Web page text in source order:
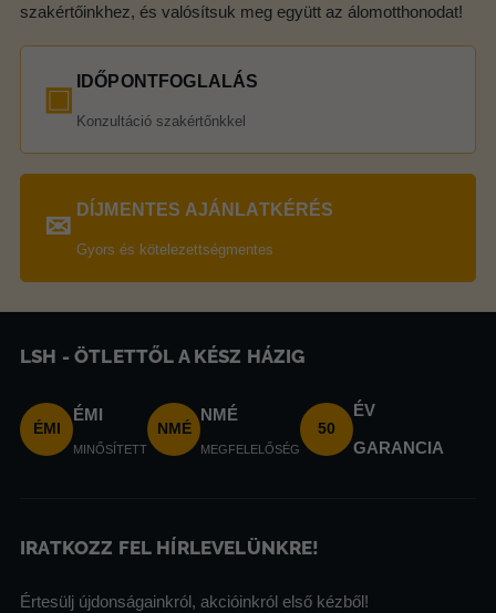
szakértőinkhez, és valósítsuk meg együtt az álomotthonodat!
▣ IDŐPONTFOGLALÁS
Konzultáció szakértőnkkel
✉ DÍJMENTES AJÁNLATKÉRÉS
Gyors és kötelezettségmentes
LSH - ÖTLETTŐL A KÉSZ HÁZIG
ÉMI
ÉMI
MINŐSÍTETT
NMÉ
NMÉ
MEGFELELŐSÉG
50
ÉV
GARANCIA
IRATKOZZ FEL HÍRLEVELÜNKRE!
Értesülj újdonságainkról, akcióinkról első kézből!